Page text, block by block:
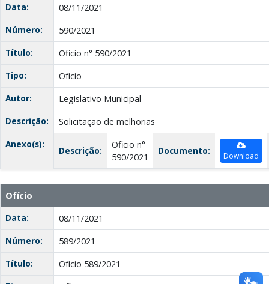
Data:
08/11/2021
Número:
590/2021
Título:
Oficio n° 590/2021
Tipo:
Ofício
Autor:
Legislativo Municipal
Descrição:
Solicitação de melhorias
Anexo(s):
Descrição:
Oficio n°
590/2021
Documento: Download
Ofício
Data:
08/11/2021
Número:
589/2021
Título:
Ofício 589/2021